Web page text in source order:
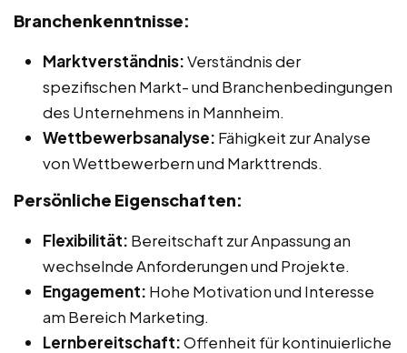
Branchenkenntnisse:
Marktverständnis:Verständnis der
spezifischen Markt- und Branchenbedingungen
des Unternehmens in Mannheim.
Wettbewerbsanalyse: Fähigkeit zur Analyse
von Wettbewerbern und Markttrends.
Persönliche Eigenschaften:
Flexibilität: Bereitschaft zur Anpassung an
wechselnde Anforderungen und Projekte.
Engagement: Hohe Motivation und Interesse
am Bereich Marketing.
Lernbereitschaft:Offenheit für kontinuierliche